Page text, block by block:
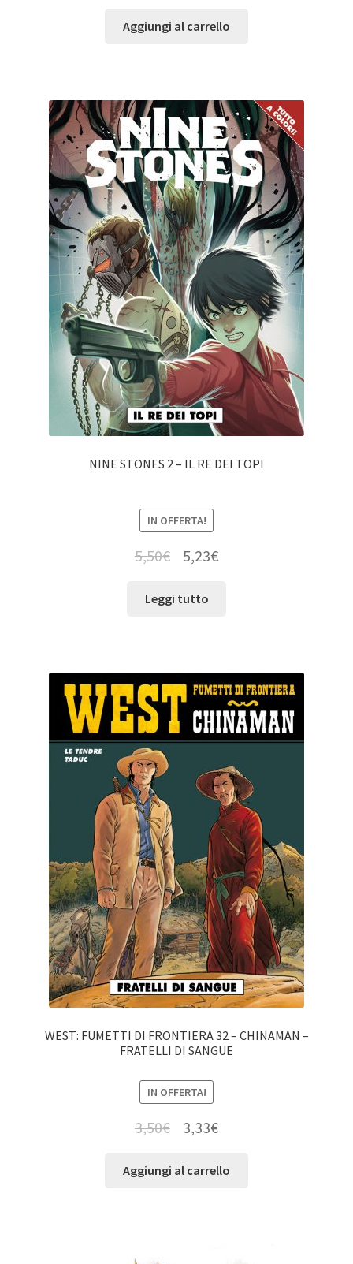
Aggiungi al carrello
NINE STONES 2 – IL RE DEI TOPI
IN OFFERTA!
5,50€ 5,23€
Leggi tutto
WEST: FUMETTI DI FRONTIERA 32 – CHINAMAN –
FRATELLI DI SANGUE
IN OFFERTA!
3,50€ 3,33€
Aggiungi al carrello